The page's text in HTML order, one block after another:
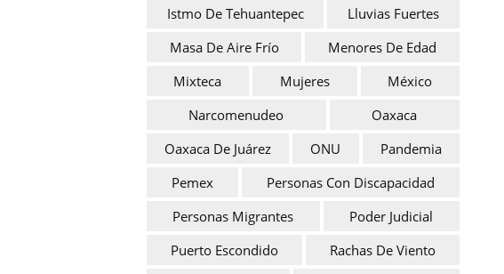
Istmo De Tehuantepec
Lluvias Fuertes
Masa De Aire Frío
Menores De Edad
Mixteca
Mujeres
México
Narcomenudeo
Oaxaca
Oaxaca De Juárez
ONU
Pandemia
Pemex
Personas Con Discapacidad
Personas Migrantes
Poder Judicial
Puerto Escondido
Rachas De Viento